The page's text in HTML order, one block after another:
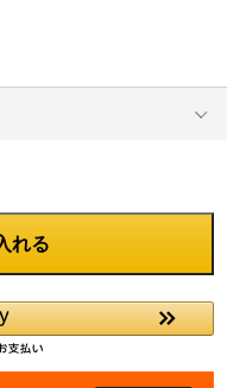
れる